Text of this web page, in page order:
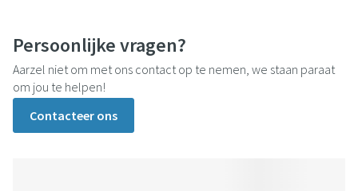
Belgische BrandwondenStichting: 026 49 65 89
Persoonlijke vragen?
Aarzel niet om met ons contact op te nemen, we staan paraat
om jou te helpen!
Contacteer ons